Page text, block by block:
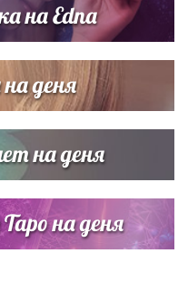
на Edna
деня
на деня
на деня